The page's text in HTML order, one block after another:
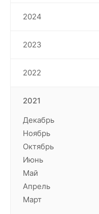
2024
2023
2022
2021
Декабрь
Ноябрь
Октябрь
Июнь
Май
Апрель
Март